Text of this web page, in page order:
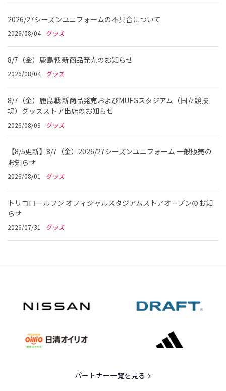
2026/27シーズンユニフォームの不具合について
2026/08/04 グッズ
8/7（金）鹿島戦 新商品発売のお知らせ
2026/08/04 グッズ
8/7（金）鹿島戦 新商品発売およびMUFGスタジアム（国立競技
場）グッズストア出店のお知らせ
2026/08/03 グッズ
【8/5更新】8/7（金）2026/27シーズンユニフォーム 一般販売の
お知らせ
2026/08/01 グッズ
トリコロールワン オフィシャルスタジアムストアオープンのお知
らせ
2026/07/31 グッズ
パートナー一覧を見る